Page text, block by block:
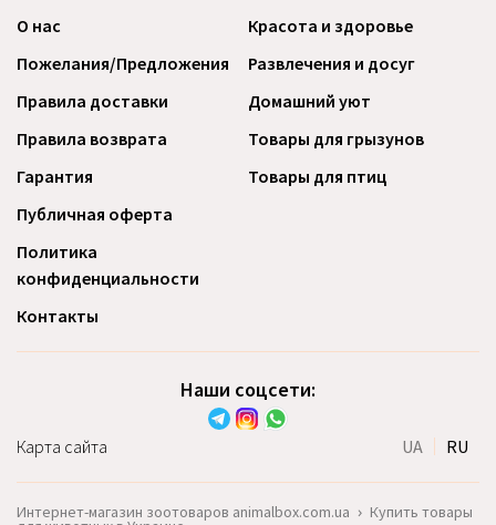
О нас
Пожелания/Предложения
Правила доставки
Правила возврата
Гарантия
Публичная оферта
Политика
конфиденциальности
Контакты
Красота и здоровье
Развлечения и досуг
Домашний уют
Товары для грызунов
Товары для птиц
Наши соцсети:
Карта сайта UA RU
Интернет-магазин зоотоваров animalbox.com.ua › Купить товары